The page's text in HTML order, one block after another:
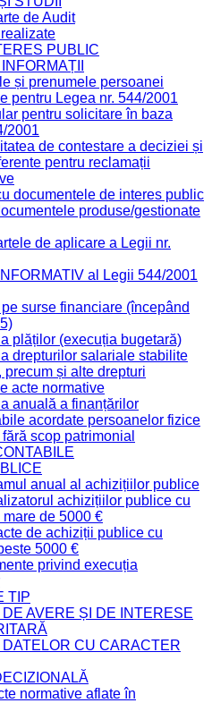
de Audit
PUBLIC
și prenumele persoanei
pentru Legea nr. 544/2001
pentru solicitare în baza
2001
de contestare a deciziei și
pentru reclamații
documentele de interes public
produse/gestionate
de aplicare a Legii nr.
al Legii 544/2001
surse financiare (începând
plăților (execuția bugetară)
drepturilor salariale stabilite
precum și alte drepturi
acte normative
anuală a finanțărilor
acordate persoanelor fizice
scop patrimonial
anual al achizițiilor publice
achizițiilor publice cu
de 5000 €
de achiziții publice cu
5000 €
privind execuția
TIP
AVERE ȘI DE INTERESE
CU CARACTER
normative aflate în